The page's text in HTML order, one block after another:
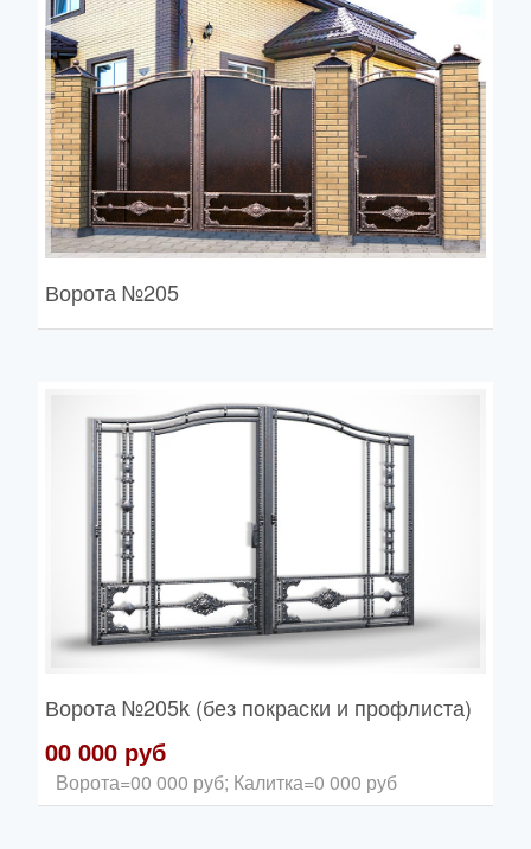
Ворота№205
Ворота№205k (без покраски и профлиста)
00 000 руб
Ворота=00 000 руб; Калитка=0 000 руб